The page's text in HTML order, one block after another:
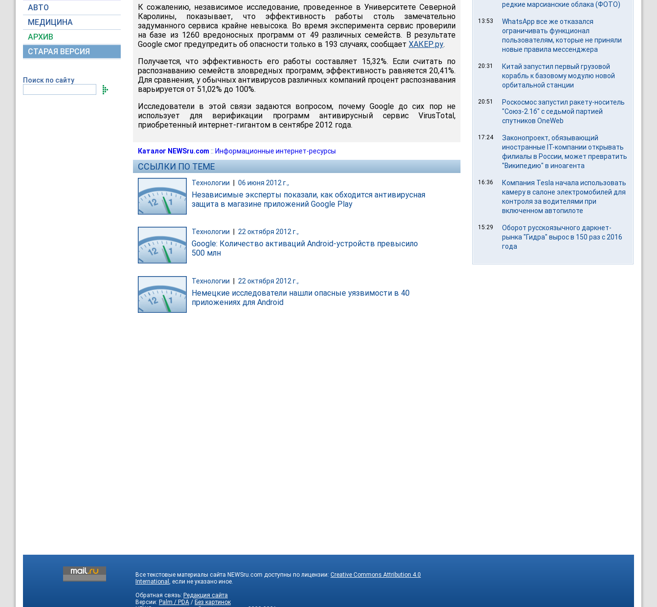
АВТО
МЕДИЦИНА
АРХИВ
СТАРАЯ ВЕРСИЯ
Поиск по сайту
К сожалению, независимое исследование, проведенное в Университете Северной
Каролины, показывает, что эффективность работы столь замечательно
задуманного сервиса крайне невысока. Во время эксперимента сервис проверили
на базе из 1260 вредоносных программ от 49 различных семейств. В результате
Google смог предупредить об опасности только в 193 случаях, сообщает ХАКЕР.ру.
Получается, что эффективность его работы составляет 15,32%. Если считать по
распознаванию семейств зловредных программ, эффективность равняется 20,41%.
Для сравнения, у обычных антивирусов различных компаний процент распознавания
варьируется от 51,02% до 100%.
Исследователи в этой связи задаются вопросом, почему Google до сих пор не
использует для верификации программ антивирусный сервис VirusTotal,
приобретенный интернет-гигантом в сентябре 2012 года.
Каталог NEWSru.com :: Информационные интернет-ресурсы
ССЫЛКИ ПО ТЕМЕ
Технологии 06 июня 2012 г.,
Независимые эксперты показали, как обходится антивирусная
защита в магазине приложений Google Play
Технологии 22 октября 2012 г.,
Google: Количество активаций Android-устройств превысило
500 млн
Технологии | 22 октября 2012 г.,
Немецкие исследователи нашли опасные уязвимости в 40
приложениях для Android
редкие марсианские облака (ФОТО)
13:53
WhatsApp все же отказался
ограничивать функционал
пользователям, которые не приняли
новые правила мессенджера
20:31
Китай запустил первый грузовой
корабль к базовому модулю новой
орбитальной станции
20:51
Роскосмос запустил ракету-носитель
"Союз-2.1б" с седьмой партией
спутников OneWeb
17:24
Законопроект, обязывающий
иностранные IT-компании открывать
филиалы в России, может превратить
"Википедию" в иноагента
16:36
Компания Tesla начала использовать
камеру в салоне электромобилей для
контроля за водителями при
включенном автопилоте
15:29
Оборот русскоязычного даркнет-
рынка "Гидра" вырос в 150 раз с 2016
года
Все текстовые материалы сайта NEWSru.com доступны по лицензии: Creative Commons Attribution 4.0
International
, если не указано иное.
Обратная связь: Редакция сайта
Версии: Palm / PDA / Без картинок